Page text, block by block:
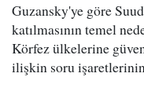
Guzansky'ye göre
katılmasının temel
Körfez ülkelerine
ilişkin soru